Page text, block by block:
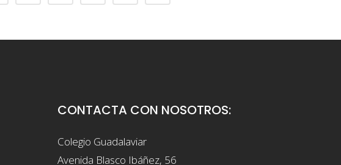
CONTACTA CON NOSOTROS:
Colegio Guadalaviar
Avenida Blasco Ibáñez, 56